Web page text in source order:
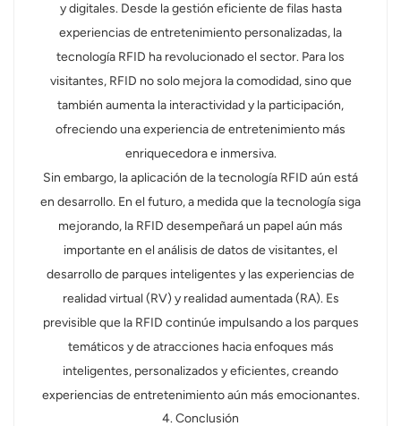
y digitales. Desde la gestión eficiente de filas hasta
experiencias de entretenimiento personalizadas, la
tecnología RFID ha revolucionado el sector. Para los
visitantes, RFID no solo mejora la comodidad, sino que
también aumenta la interactividad y la participación,
ofreciendo una experiencia de entretenimiento más
enriquecedora e inmersiva.
Sin embargo, la aplicación de la tecnología RFID aún está
en desarrollo. En el futuro, a medida que la tecnología siga
mejorando, la RFID desempeñará un papel aún más
importante en el análisis de datos de visitantes, el
desarrollo de parques inteligentes y las experiencias de
realidad virtual (RV) y realidad aumentada (RA). Es
previsible que la RFID continúe impulsando a los parques
temáticos y de atracciones hacia enfoques más
inteligentes, personalizados y eficientes, creando
experiencias de entretenimiento aún más emocionantes.
4. Conclusión